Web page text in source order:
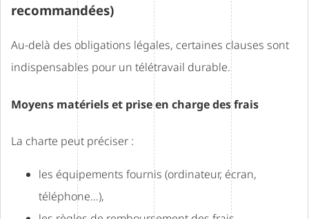
recommandées)
Au-delà des obligations légales, certaines clauses sont
indispensables pour un télétravail durable.
Moyens matériels et prise en charge des frais
La charte peut préciser :
les équipements fournis (ordinateur, écran,
téléphone…),